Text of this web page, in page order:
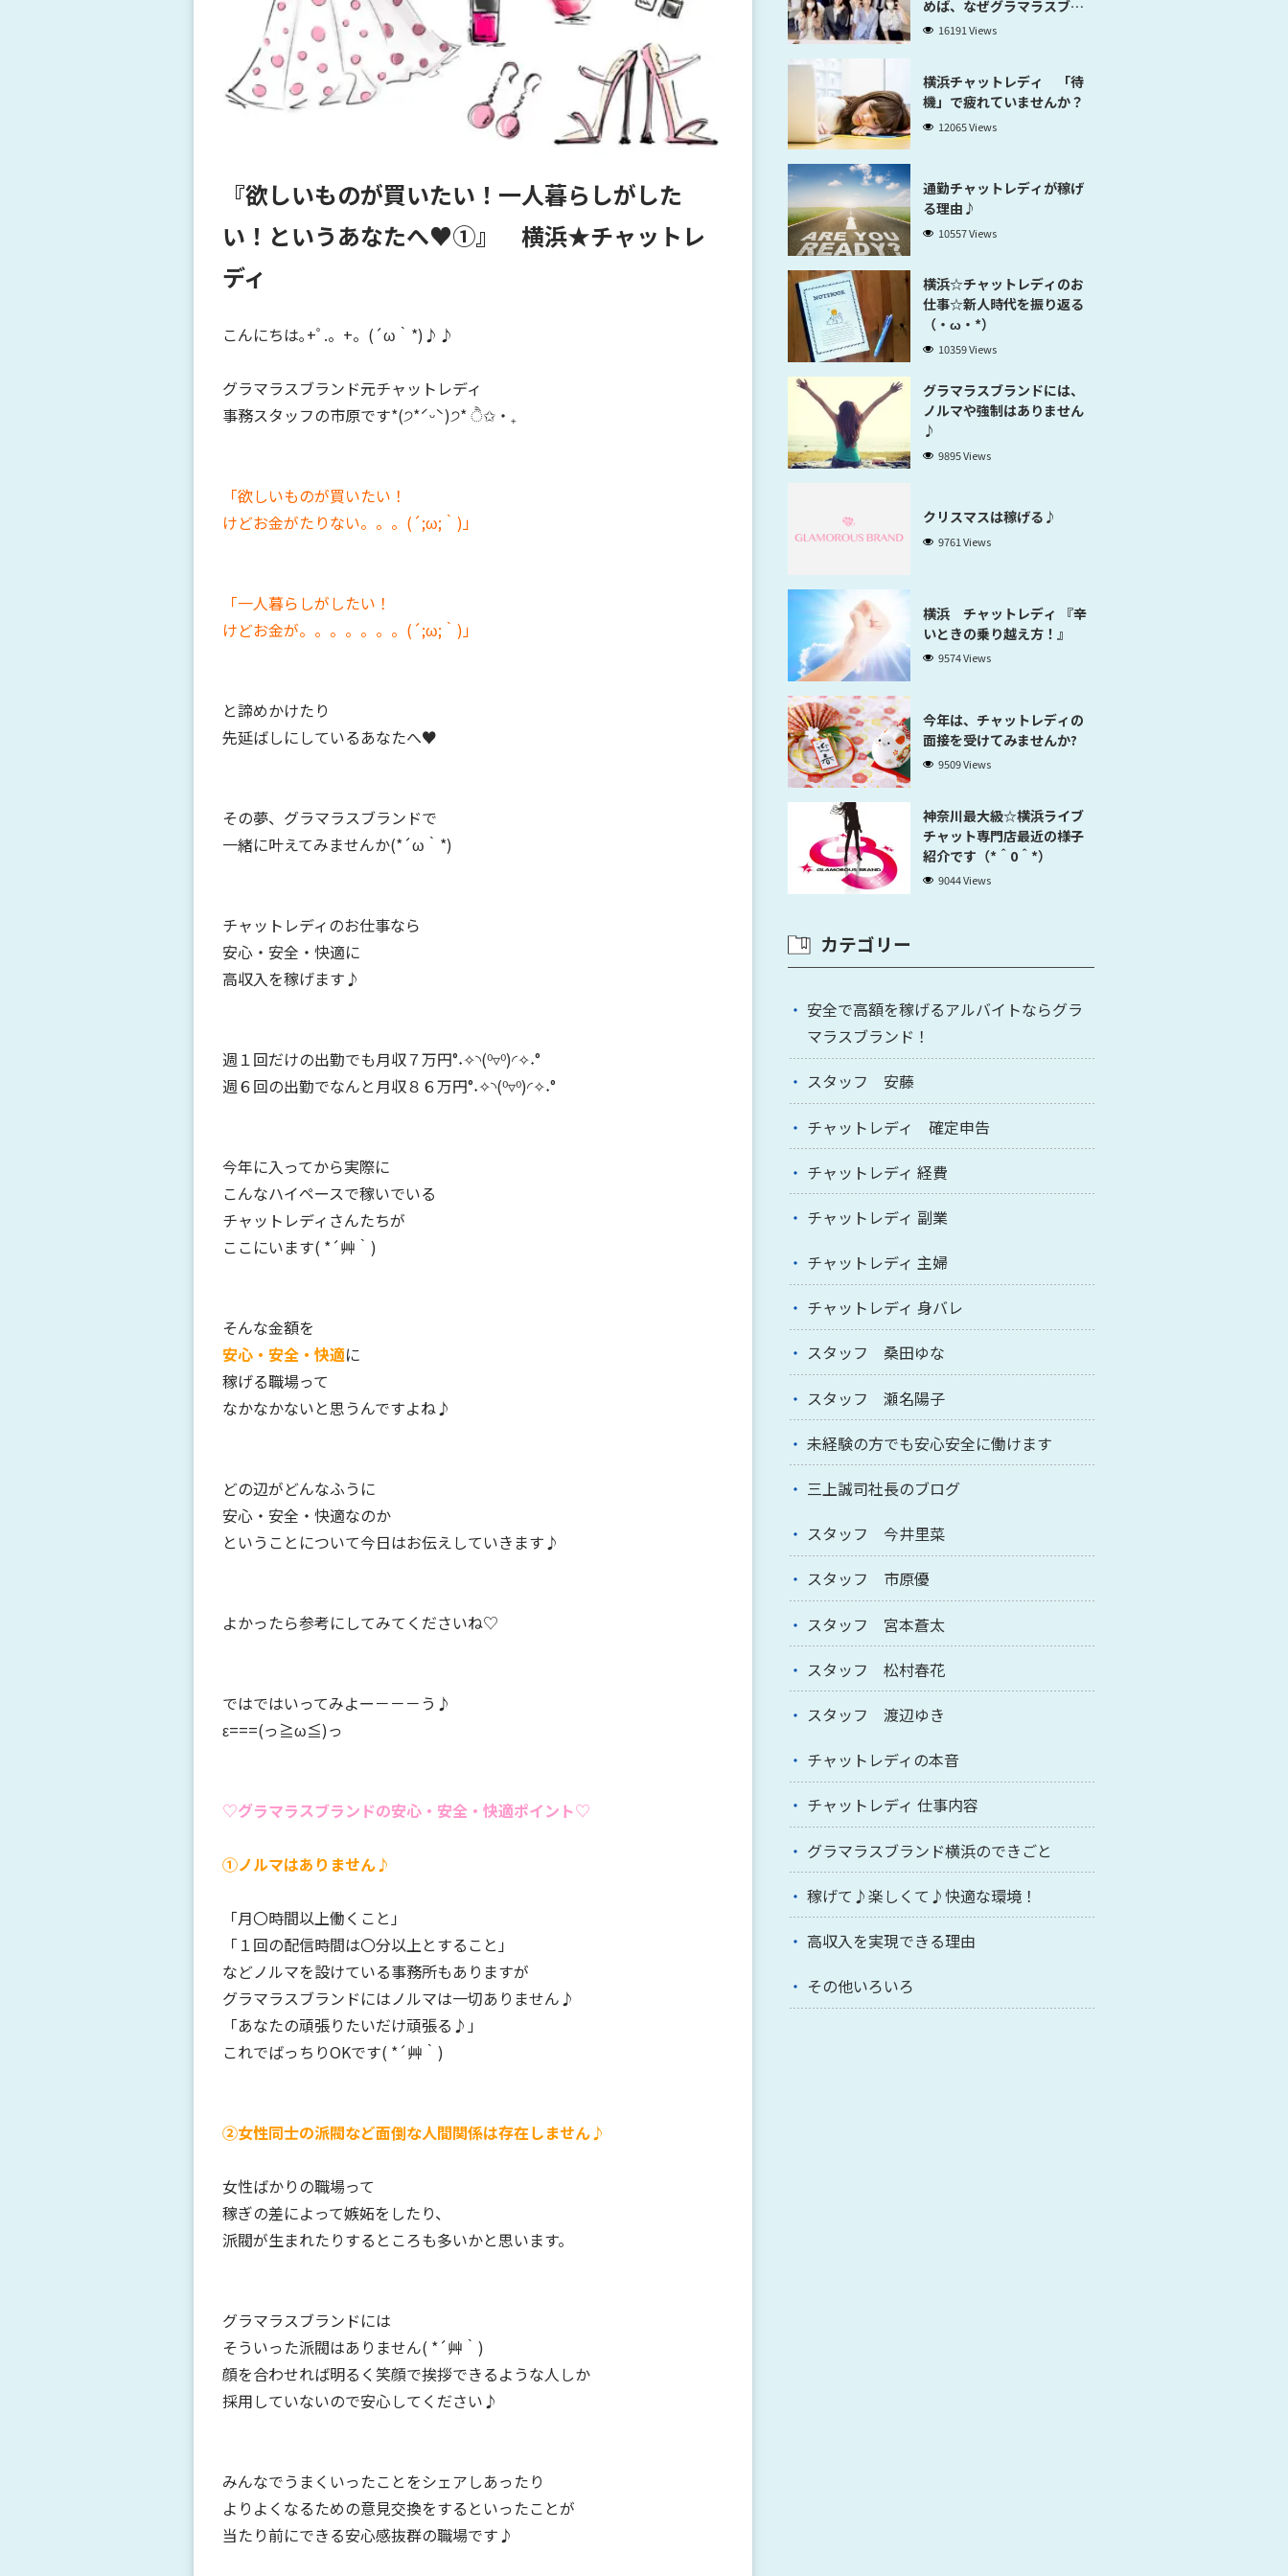
『欲しいものが買いたい！一人暮らしがした
い！というあなたへ♥①』 横浜★チャットレ
ディ
こんにちは｡+ﾟ.。+。(´ω｀*)♪♪
グラマラスブランド元チャットレディ
事務スタッフの市原です*(੭*ˊᵕˋ)੭* ੈ✩‧₊
「欲しいものが買いたい！
けどお金がたりない。。。(´;ω;｀)」
「一人暮らしがしたい！
けどお金が。。。。。。。(´;ω;｀)」
と諦めかけたり
先延ばしにしているあなたへ♥
その夢、グラマラスブランドで
一緒に叶えてみませんか(*´ω｀*)
チャットレディのお仕事なら
安心・安全・快適に
高収入を稼げます♪
週１回だけの出勤でも月収７万円°˖✧◝(⁰▿⁰)◜✧˖°
週６回の出勤でなんと月収８６万円°˖✧◝(⁰▿⁰)◜✧˖°
今年に入ってから実際に
こんなハイペースで稼いでいる
チャットレディさんたちが
ここにいます( *´艸｀)
そんな金額を
安心・安全・快適に
稼げる職場って
なかなかないと思うんですよね♪
どの辺がどんなふうに
安心・安全・快適なのか
ということについて今日はお伝えしていきます♪
よかったら参考にしてみてくださいね♡
ではではいってみよー－－－う♪
ε===(っ≧ω≦)っ
♡グラマラスブランドの安心・安全・快適ポイント♡
①ノルマはありません♪
「月〇時間以上働くこと」
「１回の配信時間は〇分以上とすること」
などノルマを設けている事務所もありますが
グラマラスブランドにはノルマは一切ありません♪
「あなたの頑張りたいだけ頑張る♪」
これでばっちりOKです( *´艸｀)
②女性同士の派閥など面倒な人間関係は存在しません♪
女性ばかりの職場って
稼ぎの差によって嫉妬をしたり、
派閥が生まれたりするところも多いかと思います。
グラマラスブランドには
そういった派閥はありません( *´艸｀)
顔を合わせれば明るく笑顔で挨拶できるような人しか
採用していないので安心してください♪
みんなでうまくいったことをシェアしあったり
よりよくなるための意見交換をするといったことが
当たり前にできる安心感抜群の職場です♪
めば、なぜグラマラスブラ
ンド横浜だと稼げるのかが
16191 Views
横浜チャットレディ 「待
機」で疲れていませんか？
12065 Views
通勤チャットレディが稼げ
る理由♪
10557 Views
横浜☆チャットレディのお
仕事☆新人時代を振り返る
（・ω・*）
10359 Views
グラマラスブランドには、
ノルマや強制はありません
♪
9895 Views
クリスマスは稼げる♪
9761 Views
横浜 チャットレディ 『辛
いときの乗り越え方！』
9574 Views
今年は、チャットレディの
面接を受けてみませんか?
9509 Views
神奈川最大級☆横浜ライブ
チャット専門店最近の様子
紹介です（*＾0＾*）
9044 Views
カテゴリー
安全で高額を稼げるアルバイトならグラ
マラスブランド！
スタッフ 安藤
チャットレディ 確定申告
チャットレディ 経費
チャットレディ 副業
チャットレディ 主婦
チャットレディ 身バレ
スタッフ 桑田ゆな
スタッフ 瀬名陽子
未経験の方でも安心安全に働けます
三上誠司社長のブログ
スタッフ 今井里菜
スタッフ 市原優
スタッフ 宮本蒼太
スタッフ 松村春花
スタッフ 渡辺ゆき
チャットレディの本音
チャットレディ 仕事内容
グラマラスブランド横浜のできごと
稼げて♪楽しくて♪快適な環境！
高収入を実現できる理由
その他いろいろ